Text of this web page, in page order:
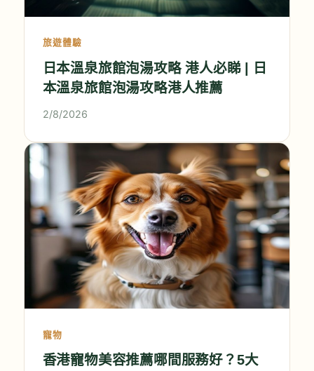
旅遊體驗
日本溫泉旅館泡湯攻略 港人必睇 | 日
本溫泉旅館泡湯攻略港人推薦
2/8/2026
寵物
香港寵物美容推薦哪間服務好？5大